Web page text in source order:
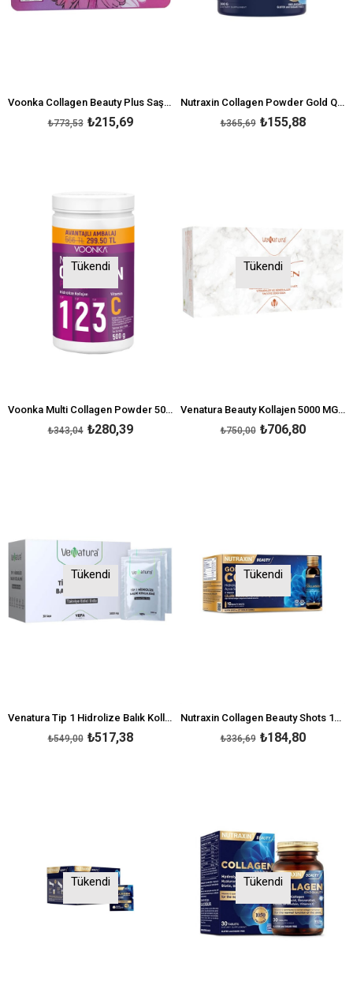
Voonka Collagen Beauty Plus Saşe 30'lu - Karpuz & Çilek Aromalı
₺215,69
₺773,53
Nutraxin Collagen Powder Gold Quality 300 gr
₺155,88
₺365,69
Tükendi
Voonka Multi Collagen Powder 500 gr
₺280,39
₺343,04
Tükendi
Venatura Beauty Kollajen 5000 MG 30 Saşe Kolajen Takviyesi
₺706,80
₺750,00
Tükendi
Venatura Tip 1 Hidrolize Balık Kollajeni 30 Saşe Kolajen Takviyesi
₺517,38
₺549,00
Tükendi
Nutraxin Collagen Beauty Shots 10 x 50 ml
₺184,80
₺336,69
Tükendi Tükendi